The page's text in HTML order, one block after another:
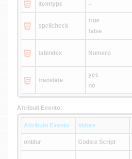
itemtype --
spellcheck
true
false
tabindex Numero
translate
yes
no
Attributi Evento:
Attributo Evento Valore
onblur Codice Script